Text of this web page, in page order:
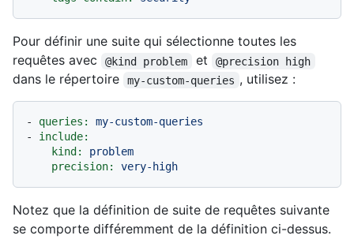
Pour définir une suite qui sélectionne toutes les
requêtes avec
@kind problem et @precision high
dans le répertoire my-custom-queries , utilisez :
- queries:
my-custom-queries
-
include:
kind:
problem
precision:
very-high
Notez que la définition de suite de requêtes suivante
se comporte différemment de la définition ci-dessus.